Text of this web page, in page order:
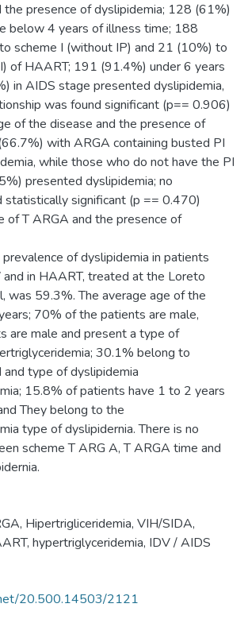
presence of dyslipidemia; 128 (61%)
below 4 years of illness time; 188
scheme I (without IP) and 21 (10%) to
of HAART; 191 (91.4%) under 6 years
in AIDS stage presented dyslipidemia,
was found significant (p== 0.906)
of the disease and the presence of
with ARGA containing busted PI
while those who do not have the PI
presented dyslipidemia; no
statistically significant (p == 0.470)
T ARGA and the presence of
prevalence of dyslipidemia in patients
in HAART, treated at the Loreto
was 59.3%. The average age of the
70% of the patients are male,
are male and present a type of
30.1% belong to
type of dyslipidemia
15.8% of patients have 1 to 2 years
They belong to the
type of dyslipidernia. There is no
scheme T ARG A, T ARGA time and
, Hipertrigliceridemia, VIH/SIDA,
, hypertriglyceridemia, IDV / AIDS
20.500.14503/2121